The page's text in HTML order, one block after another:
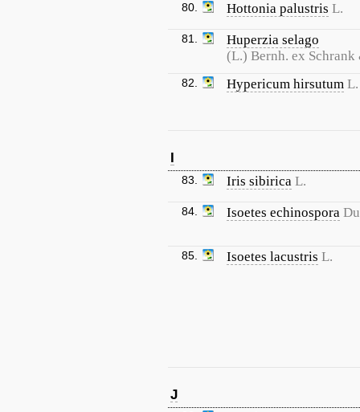
80. Hottonia palustris L.
81.
Huperzia selago
(L.) Bernh. ex
82. Hypericum hirsutum L.
I
83. Iris sibirica L.
84. Isoetes echinospora
85. Isoetes lacustris L.
J